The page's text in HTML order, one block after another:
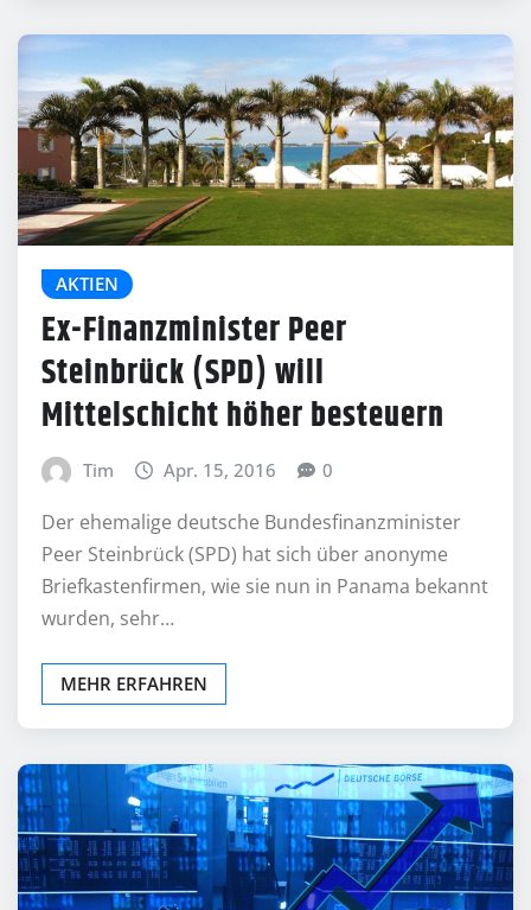
AKTIEN
Ex-Finanzminister Peer
Steinbrück (SPD) will
Mittelschicht höher besteuern
Tim Apr. 15, 2016 0
Der ehemalige deutsche Bundesfinanzminister
Peer Steinbrück (SPD) hat sich über anonyme
Briefkastenfirmen, wie sie nun in Panama bekannt
wurden, sehr…
MEHR ERFAHREN